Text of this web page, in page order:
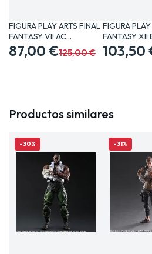
FIGURA PLAY ARTS FINAL
FANTASY VII AC
BARRET…
87,00 €125,00 €
FIGURA
FANTASY XII
103,50
Productos similares
-30% -31%